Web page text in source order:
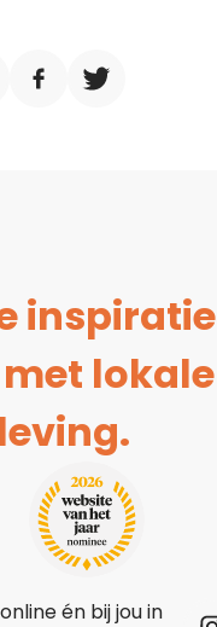
inspiratie
lokale
én bij jou in